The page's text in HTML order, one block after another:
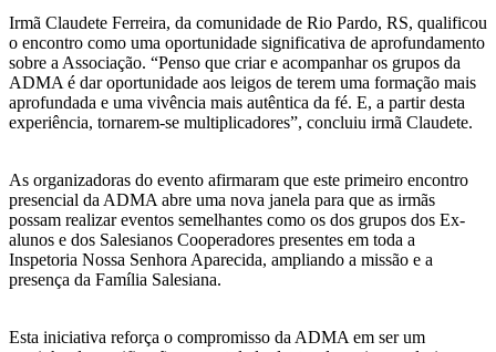
Irmã Claudete Ferreira, da comunidade de Rio Pardo, RS, qualificou
o encontro como uma oportunidade significativa de aprofundamento
sobre a Associação. “Penso que criar e acompanhar os grupos da
ADMA é dar oportunidade aos leigos de terem uma formação mais
aprofundada e uma vivência mais autêntica da fé. E, a partir desta
experiência, tornarem-se multiplicadores”, concluiu irmã Claudete.
As organizadoras do evento afirmaram que este primeiro encontro
presencial da ADMA abre uma nova janela para que as irmãs
possam realizar eventos semelhantes como os dos grupos dos Ex-
alunos e dos Salesianos Cooperadores presentes em toda a
Inspetoria Nossa Senhora Aparecida, ampliando a missão e a
presença da Família Salesiana.
Esta iniciativa reforça o compromisso da ADMA em ser um